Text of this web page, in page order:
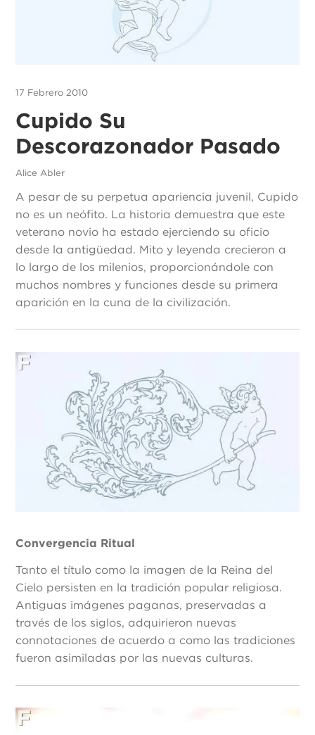
17 Febrero 2010
Cupido Su
Descorazonador Pasado
Alice Abler
A pesar de su perpetua apariencia juvenil, Cupido
no es un neófito. La historia demuestra que este
veterano novio ha estado ejerciendo su oficio
desde la antigüedad. Mito y leyenda crecieron a
lo largo de los milenios, proporcionándole con
muchos nombres y funciones desde su primera
aparición en la cuna de la civilización.
Convergencia Ritual
Tanto el título como la imagen de la Reina del
Cielo persisten en la tradición popular religiosa.
Antiguas imágenes paganas, preservadas a
través de los siglos, adquirieron nuevas
connotaciones de acuerdo a como las tradiciones
fueron asimiladas por las nuevas culturas.